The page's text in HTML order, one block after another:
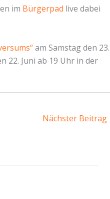
im Bürgerpad live dabei
am Samstag den 23.
22. Juni ab 19 Uhr in der
Nächster Beitrag